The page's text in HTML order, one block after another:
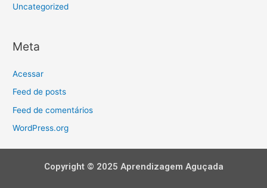
Uncategorized
Meta
Acessar
Feed de posts
Feed de comentários
WordPress.org
Copyright © 2025 Aprendizagem Aguçada